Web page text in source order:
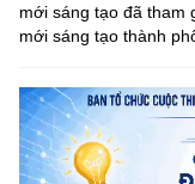
mới sáng tạo đã tham
mới sáng tạo thành